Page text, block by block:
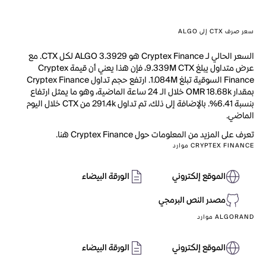
سعر صرف CTX إلى ALGO
السعر الحالي لـ Cryptex Finance هو ALGO 3.3929 لكل CTX. مع
عرض متداول يبلغ 9.339M CTX، فإن هذا يعني أن قيمة Cryptex
Finance السوقية تبلغ 1.084M. ارتفع حجم تداول Cryptex Finance
بمقدار OMR 18.68k خلال الـ 24 ساعة الماضية، وهو ما يمثل ارتفاع
بنسبة 6.41%. بالإضافة إلى ذلك، تم تداول 291.4k من CTX خلال اليوم
الماضي.
تعرف على المزيد من المعلومات حول Cryptex Finance هنا.
CRYPTEX FINANCE موارد
الموقع إلكتروني
الورقة البيضاء
مصدر النص البرمجي
ALGORAND موارد
الموقع إلكتروني
الورقة البيضاء